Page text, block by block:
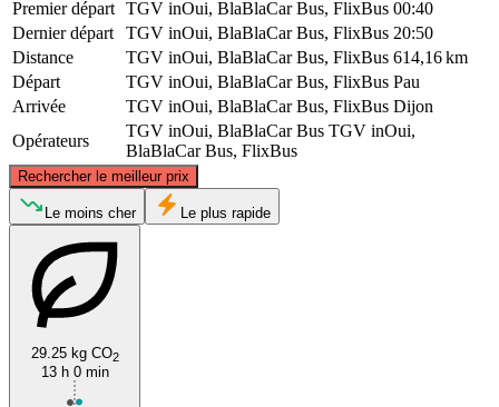
Premier départ TGV inOui, BlaBlaCar Bus, FlixBus 00:40
Dernier départ
TGV inOui, BlaBlaCar Bus, FlixBus 20:50
Distance
TGV inOui, BlaBlaCar Bus, FlixBus 614,16 km
Départ
TGV inOui, BlaBlaCar Bus, FlixBus Pau
Arrivée
TGV inOui, BlaBlaCar Bus, FlixBus Dijon
Opérateurs
TGV inOui, BlaBlaCar Bus TGV inOui,
BlaBlaCar Bus, FlixBus
Rechercher le meilleur prix
©CARTO
Le moins cher Le plus rapide
29.25 kg CO2
13 h 0 min